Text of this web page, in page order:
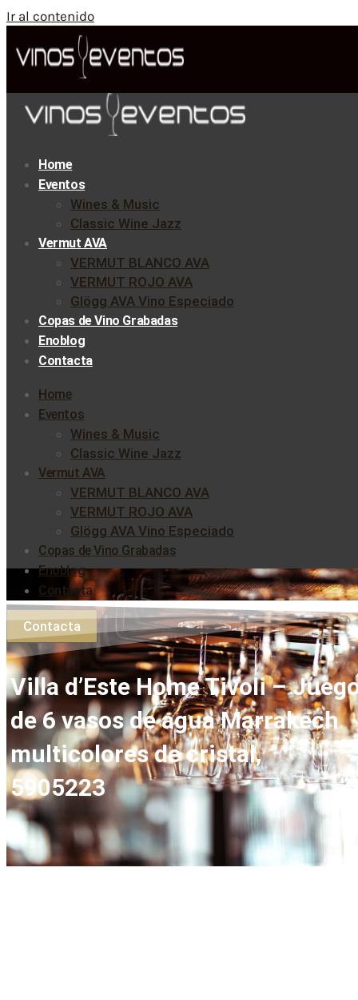
Ir al contenido
Home
Eventos
Wines & Music
Classic Wine Jazz
Vermut AVA
VERMUT BLANCO AVA
VERMUT ROJO AVA
Glögg AVA Vino Especiado
Copas de Vino Grabadas
Enoblog
Contacta
Home
Eventos
Wines & Music
Classic Wine Jazz
Vermut AVA
VERMUT BLANCO AVA
VERMUT ROJO AVA
Glögg AVA Vino Especiado
Copas de Vino Grabadas
Enoblog
Contacta
Contacta
Villa d’Este Home Tivoli –
de 6 vasos de agua Marrakech
multicolores de cristal,
5905223